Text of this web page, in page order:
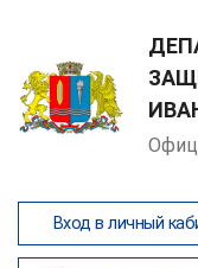
Вход в личный